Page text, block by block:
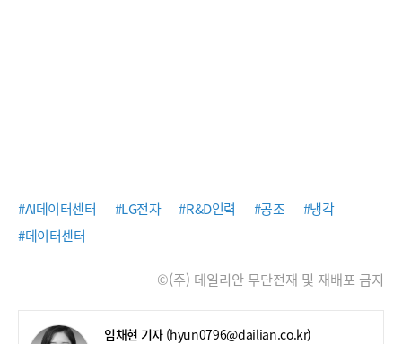
#AI데이터센터 #LG전자 #R&D인력 #공조
#냉각
#데이터센터
©(주) 데일리안 무단전재 및 재배포 금지
임채현 기자 (hyun0796@dailian.co.kr)